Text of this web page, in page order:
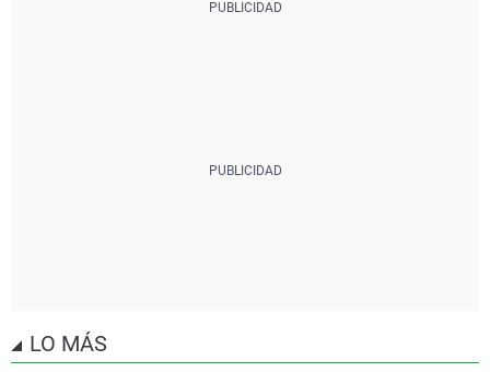
LO MÁS